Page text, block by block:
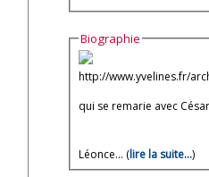
Biographie
http://www.yvelines.fr/
qui se remarie avec
Léonce... (lire la suite...)